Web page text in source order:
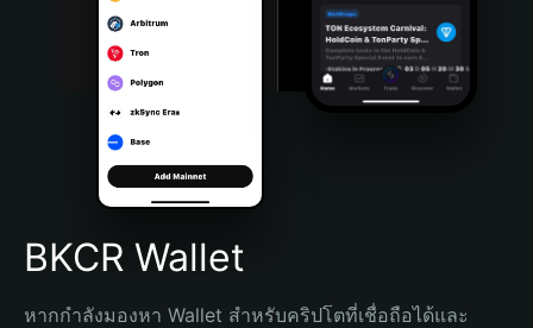
Bahasa Indonesia
Português (Brasil)
Español (Argentina)
BKCR Wallet
หากกำลังมองหา Wallet สำหรับคริปโตที่เชื่อถือได้และ